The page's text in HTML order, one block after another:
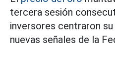
tercera sesión
inversores centraron
nuevas señales de la